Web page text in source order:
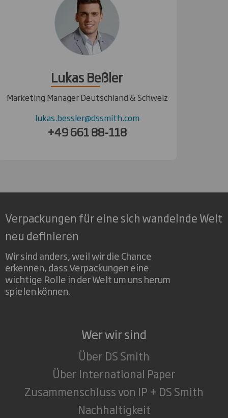
Lukas Beßler
Marketing Manager Deutschland & Schweiz
lukas.bessler@dssmith.com
+49 661 88-118
Verpackungen für eine sich wandelnde Welt
neu definieren
Wir sind anders, weil wir die Chance
erkennen, dass Verpackungen eine
wichtige Rolle in der Welt um uns herum
spielen können.
Wer wir sind
Über DS Smith
Über International Paper
Zusammenschluss von IP + DS Smith
Nachhaltigkeit